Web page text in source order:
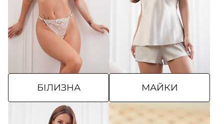
БІЛИЗНА МАЙКИ